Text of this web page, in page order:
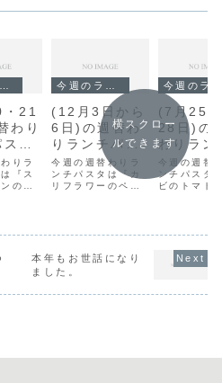
21
わり
タ
ク
ペペ
ノ』
りラ
『ス
のペ
(12月3日から
6日)の週替わ
りランチパス
タは『カリフ
ラワーのペペ
ロンチーノ』
今週の週替わりラ
ンチパスタは『カ
リフラワーのペペ
(7月25
28日)の
わりラン
スタは『
のトマト
ーム』で
今週の週替
ンチパスタ
ビのトマト
横スクロー
ルできます
本年もお世話になり
ました。